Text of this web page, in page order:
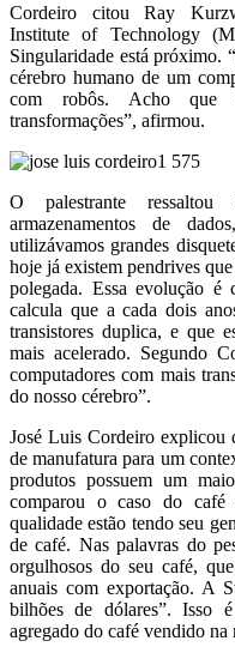
Cordeiro citou Ray
Institute of Technology
Singularidade está próximo.
cérebro humano de um
com robôs. Acho que
transformações”, afirmou.
O palestrante
armazenamentos de
utilizávamos grandes
hoje já existem pendrives
polegada. Essa evolução
calcula que a cada dois
transistores duplica, e que
mais acelerado. Segundo
computadores com mais
do nosso cérebro”.
José Luis Cordeiro explicou
de manufatura para um
produtos possuem um
comparou o caso do café
qualidade estão tendo seu
de café. Nas palavras do
orgulhosos do seu café,
anuais com exportação. A
bilhões de dólares”. Isso
agregado do café vendido na